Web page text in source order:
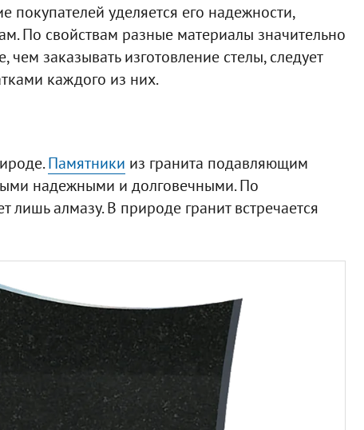
уделяется его надежности,
По свойствам разные материалы значительно
заказывать изготовление стелы, следует
каждого из них.
Памятники из гранита подавляющим
надежными и долговечными. По
лишь алмазу. В природе гранит встречается